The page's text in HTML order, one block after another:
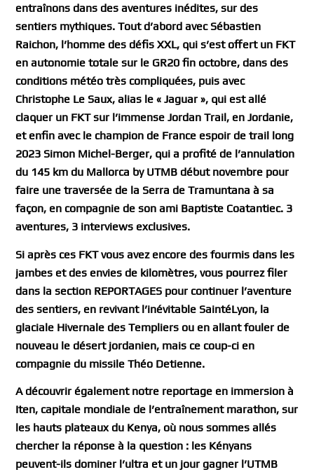
entraînons dans des aventures inédites, sur des
sentiers mythiques.Tout d’abord avec Sébastien
Raichon, l’homme des défis XXL, qui s’est offert un FKT
en autonomie totale sur le GR20 fin octobre, dans des
conditions météo très compliquées, puis avec
Christophe Le Saux, alias le « Jaguar », qui est allé
claquer un FKT sur l’immense Jordan Trail, en Jordanie,
et enfin avec le champion de France espoir de trail long
2023 Simon Michel-Berger, qui a profité de l’annulation
du 145 km du Mallorca by UTMB début novembre pour
faire une traversée de la Serra de Tramuntana à sa
façon, en compagnie de son ami Baptiste Coatantiec. 3
aventures, 3 interviews exclusives.
Si après ces FKT vous avez encore des fourmis dans les
jambes et des envies de kilomètres, vous pourrez filer
dans la section REPORTAGES pour continuer l’aventure
des sentiers, en revivant l’inévitable SaintéLyon, la
glaciale Hivernale des Templiers ou en allant fouler de
nouveau le désert jordanien, mais ce coup-ci en
compagnie du missile Théo Detienne.
A découvrir également notre reportage en immersion à
Iten, capitale mondiale de l’entraînement marathon, sur
les hauts plateaux du Kenya, où nous sommes allés
chercher la réponse à la question : les Kényans
peuvent-ils dominer l’ultra et un jour gagner l’UTMB